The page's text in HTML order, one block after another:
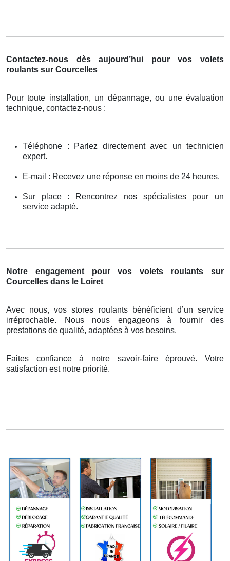
Contactez-nous dès aujourd’hui pour vos volets
roulants sur Courcelles
Pour toute installation, un dépannage, ou une évaluation
technique, contactez-nous :
Téléphone : Parlez directement avec un technicien
expert.
E-mail : Recevez une réponse en moins de 24 heures.
Sur place : Rencontrez nos spécialistes pour un
service adapté.
Notre engagement pour vos volets roulants sur
Courcelles dans le Loiret
Avec nous, vos stores roulants bénéficient d’un service
irréprochable. Nous nous engageons à fournir des
prestations de qualité, adaptées à vos besoins.
Faites confiance à notre savoir-faire éprouvé. Votre
satisfaction est notre priorité.